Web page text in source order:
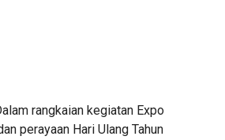
rangkaian kegiatan Expo
perayaan Hari Ulang Tahun